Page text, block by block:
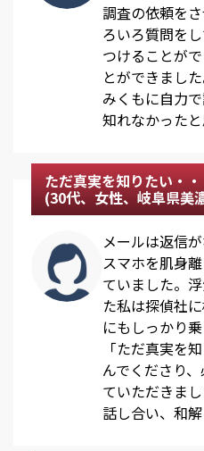
調査の依頼を
ろいろ質問を
つけることが
とができまし
みくもに自力
知れなかったと
ただ真実を知りたい・
(30代、女性、岐阜県美
メールは返信
スマホを肌身
ていました。
た私は探偵社
にもしっかり
「ただ真実を
んでくださり
ていただきま
話し合い、和解